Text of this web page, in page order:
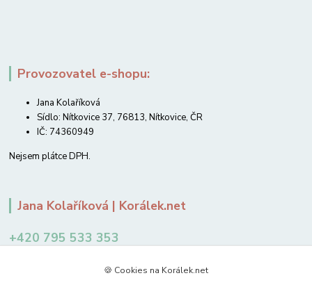
Provozovatel e-shopu:
Jana Kolaříková
Sídlo: Nítkovice 37, 76813, Nítkovice, ČR
IČ: 74360949
Nejsem plátce DPH.
Jana Kolaříková | Korálek.net
+420 795 533 353
🍪 Cookies na Korálek.net